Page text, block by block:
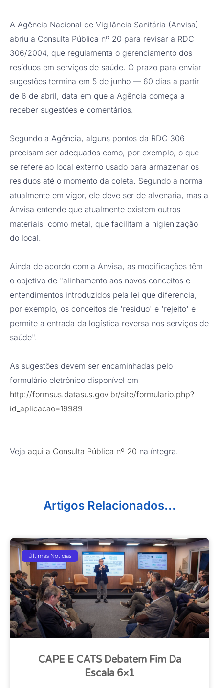
A Agência Nacional de Vigilância Sanitária (Anvisa)
abriu a Consulta Pública nº 20 para revisar a RDC
306/2004, que regulamenta o gerenciamento dos
resíduos em serviços de saúde. O prazo para enviar
sugestões termina em 5 de junho — 60 dias a partir
de 6 de abril, data em que a Agência começa a
receber sugestões e comentários.
Segundo a Agência, alguns pontos da RDC 306
precisam ser adequados como, por exemplo, o que
se refere ao local externo usado para armazenar os
resíduos até o momento da coleta. Segundo a norma
atualmente em vigor, ele deve ser de alvenaria, mas a
Anvisa entende que atualmente existem outros
materiais, como metal, que facilitam a higienização
do local.
Ainda de acordo com a Anvisa, as modificações têm
o objetivo de "alinhamento aos novos conceitos e
entendimentos introduzidos pela lei que diferencia,
por exemplo, os conceitos de 'resíduo' e 'rejeito' e
permite a entrada da logística reversa nos serviços de
saúde".
As sugestões devem ser encaminhadas pelo
formulário eletrônico disponível em
http://formsus.datasus.gov.br/site/formulario.php?
id_aplicacao=19989
Veja aqui a Consulta Pública nº 20 na íntegra.
Artigos Relacionados...
Últimas Notícias
CAPE E CATS Debatem Fim Da
Escala 6×1